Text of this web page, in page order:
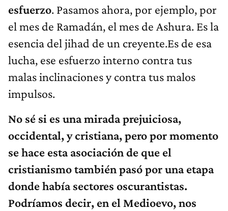
esfuerzo. Pasamos ahora, por ejemplo, por
el mes de Ramadán, el mes de Ashura. Es la
esencia del jihad de un creyente.Es de esa
lucha, ese esfuerzo interno contra tus
malas inclinaciones y contra tus malos
impulsos.
No sé si es una mirada prejuiciosa,
occidental, y cristiana, pero por momento
se hace esta asociación de que el
cristianismo también pasó por una etapa
donde había sectores oscurantistas.
Podríamos decir, en el Medioevo, nos